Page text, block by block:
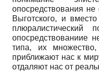
опосредствования
Выготского, и
плюралистический
опосредствованиие
типа, их
приближают нас к
отдаляют нас от